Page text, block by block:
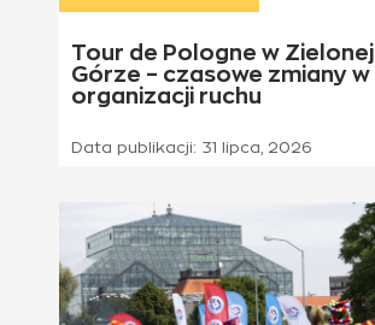
Tour de Pologne w Zielonej
Górze – czasowe zmiany w
organizacji ruchu
Data publikacji: 31 lipca, 2026